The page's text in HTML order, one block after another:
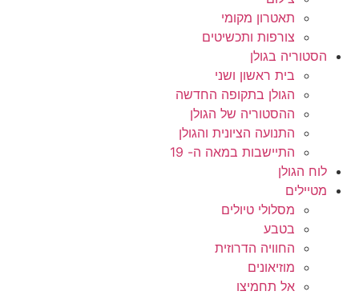
תאטרון מקומי
צורפות ותכשיטים
הסטוריה בגולן
בית ראשון ושני
הגולן בתקופה החדשה
ההסטוריה של הגולן
התנועה הציונית והגולן
התיישבות במאה ה- 19
לוח הגולן
מטיילים
מסלולי טיולים
בטבע
החוויה הדרוזית
מוזיאונים
אל תחמיצו